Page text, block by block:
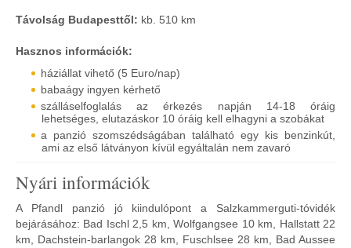
Távolság Budapesttől: kb. 510 km
Hasznos információk:
háziállat vihető (5 Euro/nap)
babaágy ingyen kérhető
szálláselfoglalás az érkezés napján 14-18 óráig
lehetséges, elutazáskor 10 óráig kell elhagyni a szobákat
a panzió szomszédságában található egy kis benzinkút,
ami az első látványon kívül egyáltalán nem zavaró
Nyári információk
A Pfandl panzió jó kiindulópont a Salzkammerguti-tóvidék
bejárásához: Bad Ischl 2,5 km, Wolfgangsee 10 km, Hallstatt 22
km, Dachstein-barlangok 28 km, Fuschlsee 28 km, Bad Aussee